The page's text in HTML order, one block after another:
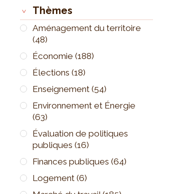
Thèmes
Aménagement du territoire
(48)
Économie (188)
Élections (18)
Enseignement (54)
Environnement et Énergie
(63)
Évaluation de politiques
publiques (16)
Finances publiques (64)
Logement (6)